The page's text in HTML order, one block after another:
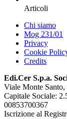
Articoli
Chi siamo
Mog 231/01
Privacy
Cookie
Credits
Edi.Cer S.p.a.
Viale Monte
Capitale Sociale:
00853700367
Iscrizione al